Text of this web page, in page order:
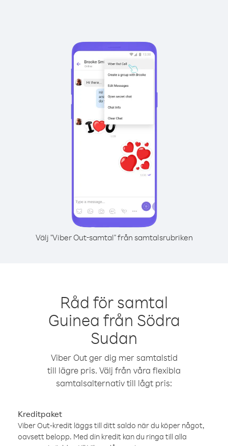
Välj "Viber Out-samtal" från samtalsrubriken
Råd för samtal
Guinea från Södra
Sudan
Viber Out ger dig mer samtalstid
till lägre pris. Välj från våra flexibla
samtalsalternativ till lågt pris:
Kreditpaket
Viber Out-kredit läggs till ditt saldo när du köper något,
oavsett belopp. Med din kredit kan du ringa till alla